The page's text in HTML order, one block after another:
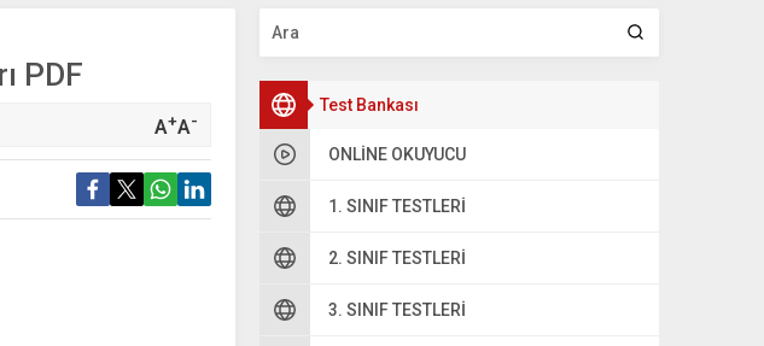
Test Bankası
ONLINE OKUYUCU
1. SINIF TESTLERI
2. SINIF TESTLERI
3. SINIF TESTLERI
PDF
A+A-